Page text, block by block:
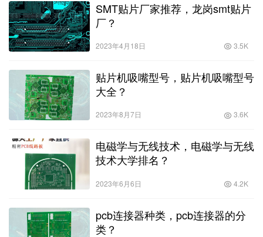
SMT贴片厂家推荐，龙岗smt贴片
厂？
2023年4月18日 3.5K
贴片机吸嘴型号，贴片机吸嘴型号
大全？
2023年8月7日 3.6K
电磁学与无线技术，电磁学与无线
技术大学排名？
2023年6月6日 4.2K
pcb连接器种类，pcb连接器的分
类？